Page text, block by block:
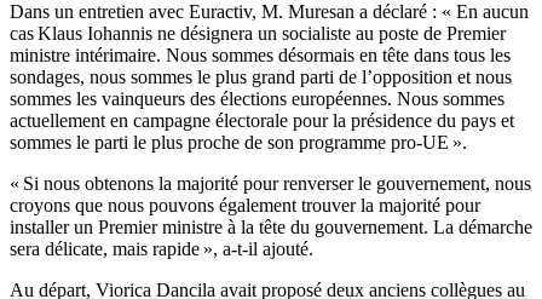
Dans un entretien avec Euractiv, M. Muresan a déclaré : « En aucun
cas Klaus Iohannis ne désignera un socialiste au poste de Premier
ministre intérimaire. Nous sommes désormais en tête dans tous les
sondages, nous sommes le plus grand parti de l’opposition et nous
sommes les vainqueurs des élections européennes. Nous sommes
actuellement en campagne électorale pour la présidence du pays et
sommes le parti le plus proche de son programme pro-UE ».
« Si nous obtenons la majorité pour renverser le gouvernement, nous
croyons que nous pouvons également trouver la majorité pour
installer un Premier ministre à la tête du gouvernement. La démarche
sera délicate, mais rapide », a-t-il ajouté.
Au départ, Viorica Dancila avait proposé deux anciens collègues au